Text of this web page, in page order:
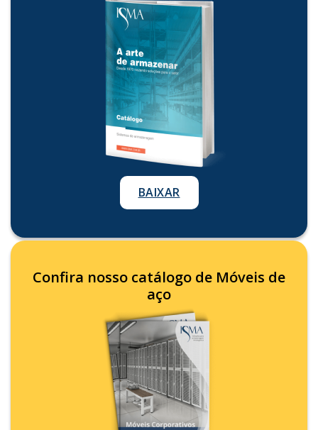
BAIXAR
Confira nosso catálogo de Móveis de
aço